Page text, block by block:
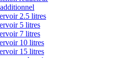
2.5 litres
5 litres
7 litres
10 litres
15 litres